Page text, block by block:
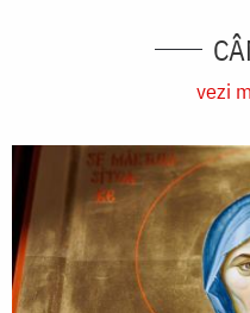
vezi